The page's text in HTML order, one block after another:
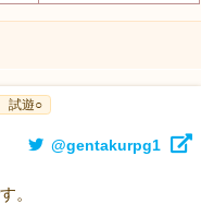
試遊○
@gentakurpg1
。